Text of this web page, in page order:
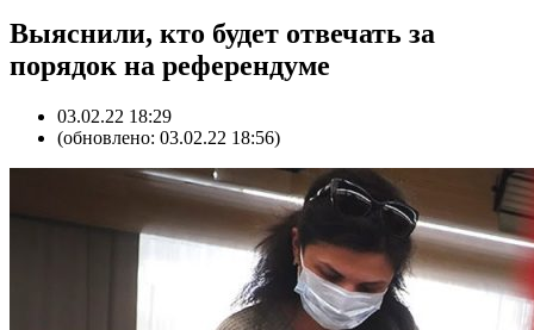
Выяснили, кто будет отвечать за
порядок на референдуме
03.02.22 18:29
(обновлено: 03.02.22 18:56)